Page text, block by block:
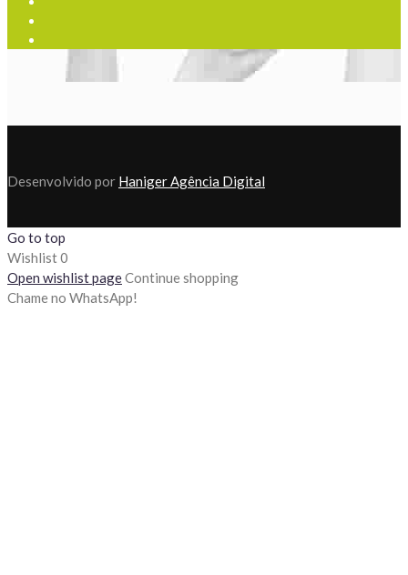
Desenvolvido por Haniger Agência Digital
Go to top
Wishlist0
Open wishlist pageContinue shopping
Chame no WhatsApp!